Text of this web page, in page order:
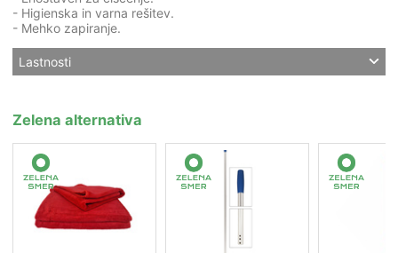
- Higienska in varna rešitev.
- Mehko zapiranje.
Lastnosti
Zelena alternativa